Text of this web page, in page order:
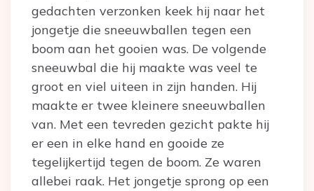
gedachten verzonken keek hij naar het
jongetje die sneeuwballen tegen een
boom aan het gooien was. De volgende
sneeuwbal die hij maakte was veel te
groot en viel uiteen in zijn handen. Hij
maakte er twee kleinere sneeuwballen
van. Met een tevreden gezicht pakte hij
er een in elke hand en gooide ze
tegelijkertijd tegen de boom. Ze waren
allebei raak. Het jongetje sprong op een